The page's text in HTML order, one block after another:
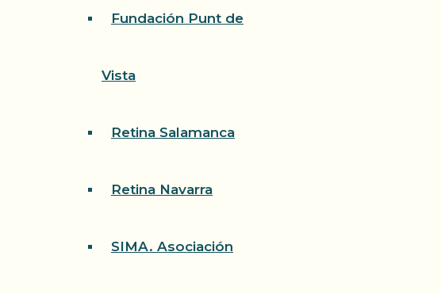
Fundación Punt de
Vista
Retina Salamanca
Retina Navarra
SIMA. Asociación